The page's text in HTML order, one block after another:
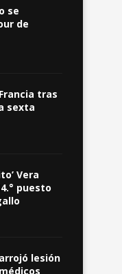
se
de
tras
sexta
Vera
puesto
lesión